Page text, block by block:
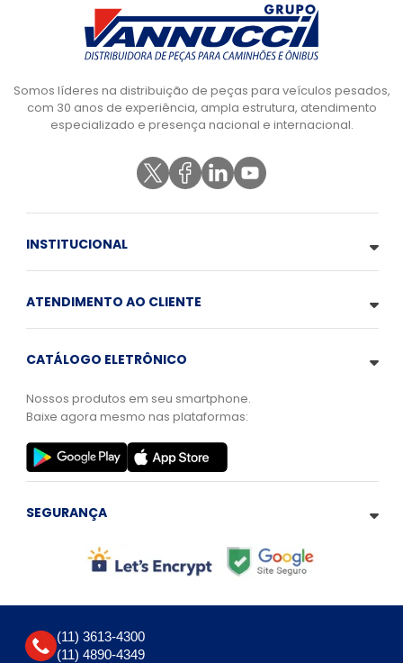
Somos líderes na distribuição de peças para veículos pesados,
com 30 anos de experiência, ampla estrutura, atendimento
especializado e presença nacional e internacional.
INSTITUCIONAL
ATENDIMENTO AO CLIENTE
CATÁLOGO ELETRÔNICO
Nossos produtos em seu smartphone.
Baixe agora mesmo nas plataformas:
SEGURANÇA
(11) 3613-4300
(11) 4890-4349